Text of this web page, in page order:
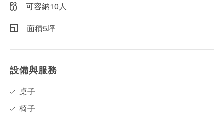
可容納10人
面積5坪
設備與服務
桌子
椅子